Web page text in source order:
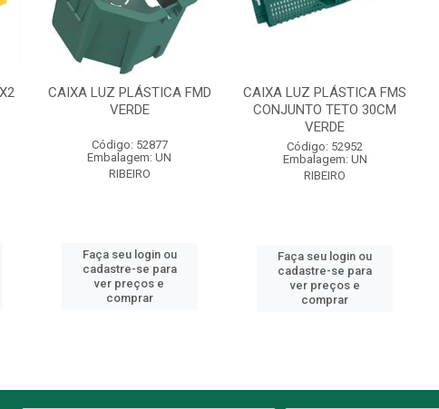
CAIXA LUZ PLÁSTICA FMD
VERDE
Código: 52877
Embalagem: UN
RIBEIRO
Faça seu login ou
cadastre-se para
ver preços e
comprar
CAIXA LUZ PLÁSTICA FMS
CONJUNTO TETO 30CM
VERDE
Código: 52952
Embalagem: UN
RIBEIRO
Faça seu login ou
cadastre-se para
ver preços e
comprar